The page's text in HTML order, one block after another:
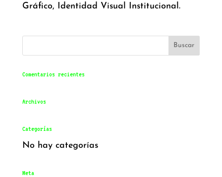
Gráfico, Identidad Visual Institucional.
Comentarios recientes
Archivos
Categorías
No hay categorías
Meta